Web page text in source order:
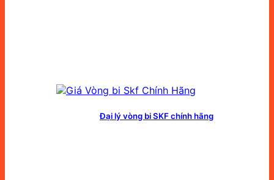
Đại lý vòng bi SKF chính hãng